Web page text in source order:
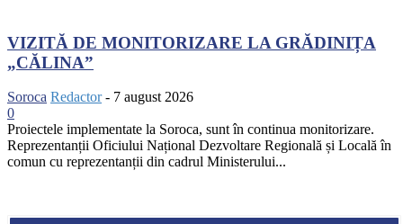
VIZITĂ DE MONITORIZARE LA GRĂDINIȚA
„CĂLINA”
Soroca Redactor - 7 august 2026
0
Proiectele implementate la Soroca, sunt în continua monitorizare.
Reprezentanții Oficiului Național Dezvoltare Regională și Locală în
comun cu reprezentanții din cadrul Ministerului...